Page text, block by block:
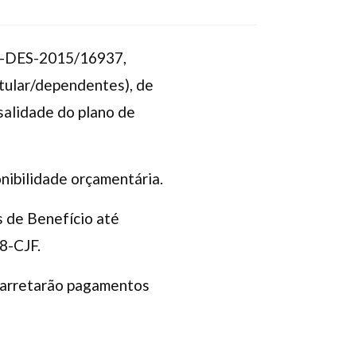
DES-2015/16937,
dependentes), de
do plano de
orçamentária.
de Benefício até
CJF.
pagamentos